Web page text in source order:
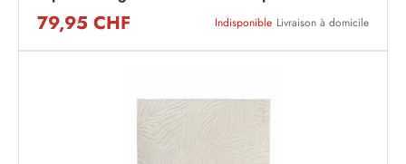
79,95 CHF Indisponible Livraison à domicile